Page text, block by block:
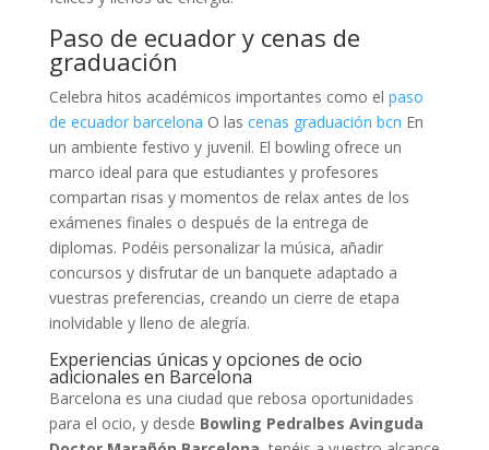
Paso de ecuador y cenas de
graduación
Celebra hitos académicos importantes como el paso
de ecuador barcelona O las cenas graduación bcn En
un ambiente festivo y juvenil. El bowling ofrece un
marco ideal para que estudiantes y profesores
compartan risas y momentos de relax antes de los
exámenes finales o después de la entrega de
diplomas. Podéis personalizar la música, añadir
concursos y disfrutar de un banquete adaptado a
vuestras preferencias, creando un cierre de etapa
inolvidable y lleno de alegría.
Experiencias únicas y opciones de ocio
adicionales en Barcelona
Barcelona es una ciudad que rebosa oportunidades
para el ocio, y desde Bowling Pedralbes Avinguda